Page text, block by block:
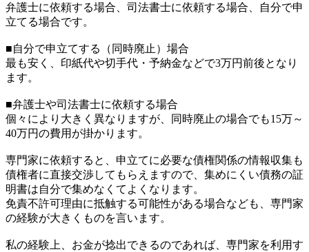
弁護士に依頼する場合、司法書士に依頼する場合、自分で申
立てる場合です。
■自分で申立てする（同時廃止）場合
最も安く、印紙代や切手代・予納金などで3万円前後となり
ます。
■弁護士や司法書士に依頼する場合
個々により大きく異なりますが、同時廃止の場合でも15万～
40万円の費用が掛かります。
専門家に依頼すると、申立てに必要な債権関係の情報収集も
債権者に直接交渉してもらえますので、集めにくい債務の証
明書は自分で集めなくてよくなります。
免責不許可理由に抵触する可能性がある場合なども、専門家
の経験が大きくものを言います。
私の経験上、お金が捻出できるのであれば、専門家を利用す